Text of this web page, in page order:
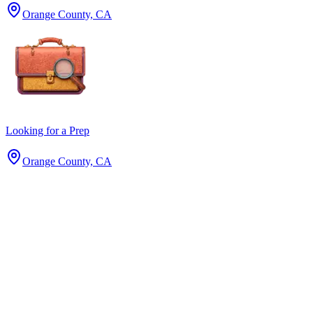
Orange County, CA
Looking for a Prep
Orange County, CA